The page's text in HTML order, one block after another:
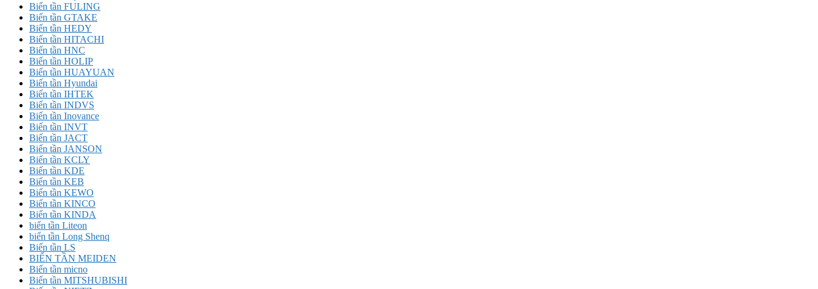
Biến tần FULING
Biến tần GTAKE
Biến tần HEDY
Biến tần HITACHI
Biến tần HNC
Biến tần HOLIP
Biến tần HUAYUAN
Biến tần Hyundai
Biến tần IHTEK
Biến tần INDVS
Biến tần Inovance
Biến tần INVT
Biến tần JACT
Biến tần JANSON
Biến tần KCLY
Biến tần KDE
Biến tần KEB
Biến tần KEWO
Biến tần KINCO
Biến tần KINDA
biến tần Liteon
biến tần Long Shenq
Biến tần LS
BIẾN TẦN MEIDEN
Biến tần micno
Biến tần MITSHUBISHI